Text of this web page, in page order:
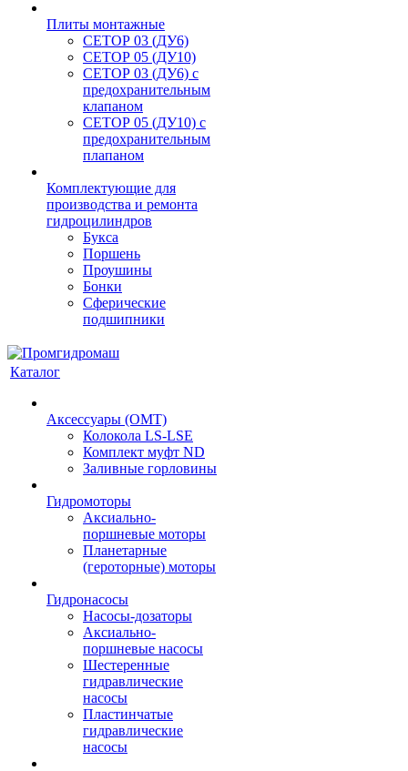
Плиты монтажные
CЕТОР 03 (ДУ6)
CЕТОР 05 (ДУ10)
CЕТОР 03 (ДУ6) с
предохранительным
клапаном
CЕТОР 05 (ДУ10) с
предохранительным
плапаном
Комплектующие для
производства и ремонта
гидроцилиндров
Букса
Поршень
Проушины
Бонки
Сферические
подшипники
Каталог
Аксессуары (OMT)
Колокола LS-LSE
Комплект муфт ND
Заливные горловины
Гидромоторы
Аксиально-
поршневые моторы
Планетарные
(героторные) моторы
Гидронасосы
Насосы-дозаторы
Аксиально-
поршневые насосы
Шестеренные
гидравлические
насосы
Пластинчатые
гидравлические
насосы